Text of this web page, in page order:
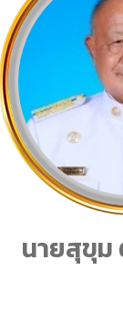
นายสุขุม